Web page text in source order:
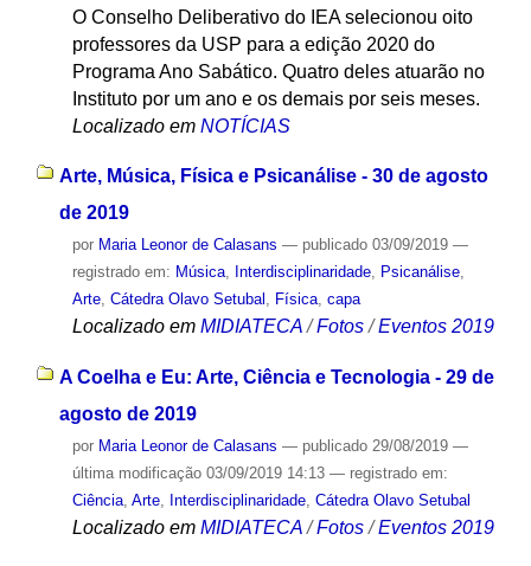
O Conselho Deliberativo do IEA selecionou oito
professores da USP para a edição 2020 do
Programa Ano Sabático. Quatro deles atuarão no
Instituto por um ano e os demais por seis meses.
Localizado em NOTÍCIAS
Arte, Música, Física e Psicanálise - 30 de agosto
de 2019
por Maria Leonor de Calasans — publicado03/09/2019 —
registrado em: Música, Interdisciplinaridade, Psicanálise,
Arte, Cátedra Olavo Setubal , Física, capa
Localizado em MIDIATECA /Fotos /Eventos 2019
A Coelha e Eu: Arte, Ciência e Tecnologia - 29 de
agosto de 2019
por Maria Leonor de Calasans — publicado29/08/2019 —
última modificação03/09/2019 14:13 — registrado em:
Ciência, Arte, Interdisciplinaridade, Cátedra Olavo Setubal
Localizado em MIDIATECA /Fotos /Eventos 2019